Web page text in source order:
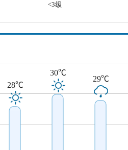
<3级
28℃
30℃
29℃